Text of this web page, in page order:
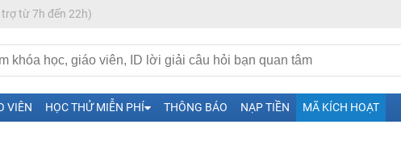
từ 7h đến 22h)
VIÊN HỌC THỬ MIỄN PHÍ THÔNG BÁO NẠP TIỀN MÃ KÍCH HOẠT